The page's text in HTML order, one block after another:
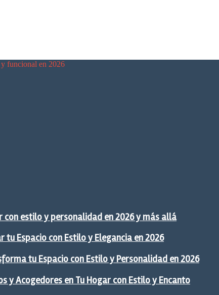
y funcional en 2026
estilo y personalidad en 2026 y más allá
Espacio con Estilo y Elegancia en 2026
tu Espacio con Estilo y Personalidad en 2026
y Acogedores en Tu Hogar con Estilo y Encanto